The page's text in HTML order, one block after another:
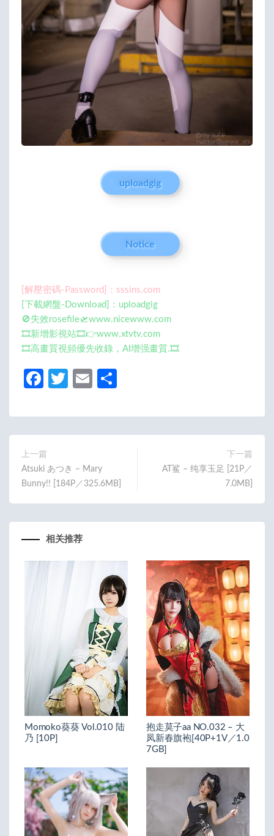
uploadgig
Notice
[解壓密碼-Password]：sssins.com
[下載網盤-Download]：uploadgig
🚫失效rosefile🛫www.nicewww.com
🎞️新增影視站🎞️👉www.xtvtv.com
🎞️高畫質視頻優先收錄，AI增强畫質.🎞️
Fa
b
o
o
k
T
itt
er
E
ail
上一篇
Atsuki あつき – Mary
Bunny!! [184P／325.6MB]
下一篇
AT鲨 – 纯享玉足 [21P／
7.0MB]
相关推荐
Momoko葵葵 Vol.010 陆
乃 [10P]
抱走莫子aa NO.032 – 大
凤新春旗袍[40P+1V／1.0
7GB]